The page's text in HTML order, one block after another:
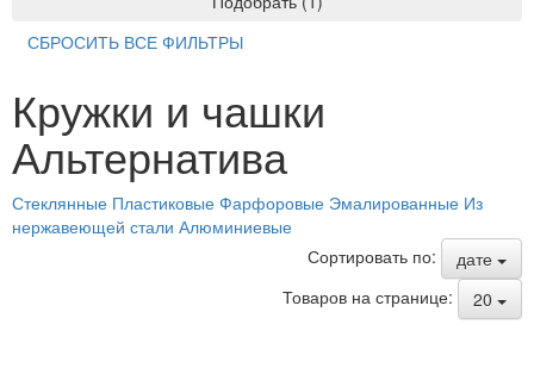
СБРОСИТЬ ВСЕ ФИЛЬТРЫ
Кружки и чашки
Альтернатива
Стеклянные Пластиковые Фарфоровые Эмалированные Из
нержавеющей стали Алюминиевые
Сортировать по:
дате
Товаров на странице:
20